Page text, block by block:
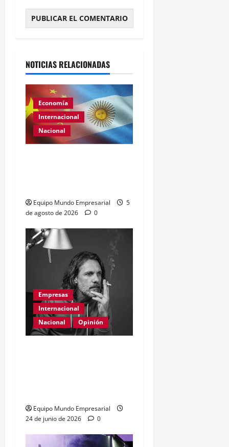
NOTICIAS RELACIONADAS
Economía
Internacional
Nacional
Equipo Mundo Empresarial
5
de agosto de 2026
0
Empresas
Internacional
Nacional
Opinión
Equipo Mundo Empresarial
24 de junio de 2026
0